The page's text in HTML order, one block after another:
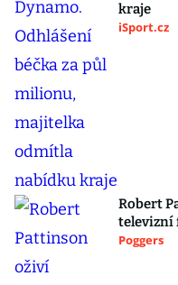
kraje
iSport.cz
Robert
televizní
Poggers